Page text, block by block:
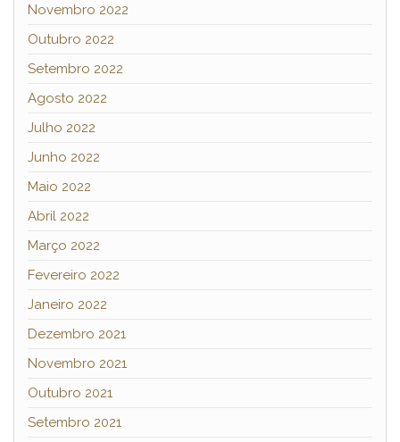
Novembro 2022
Outubro 2022
Setembro 2022
Agosto 2022
Julho 2022
Junho 2022
Maio 2022
Abril 2022
Março 2022
Fevereiro 2022
Janeiro 2022
Dezembro 2021
Novembro 2021
Outubro 2021
Setembro 2021